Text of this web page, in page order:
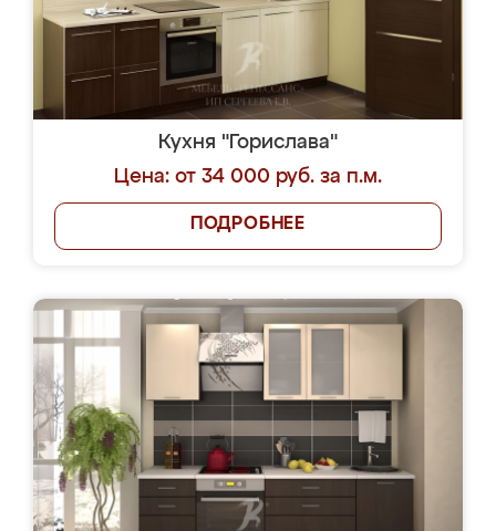
Кухня "Горислава"
Цена: от 34 000 руб. за п.м.
ПОДРОБНЕЕ